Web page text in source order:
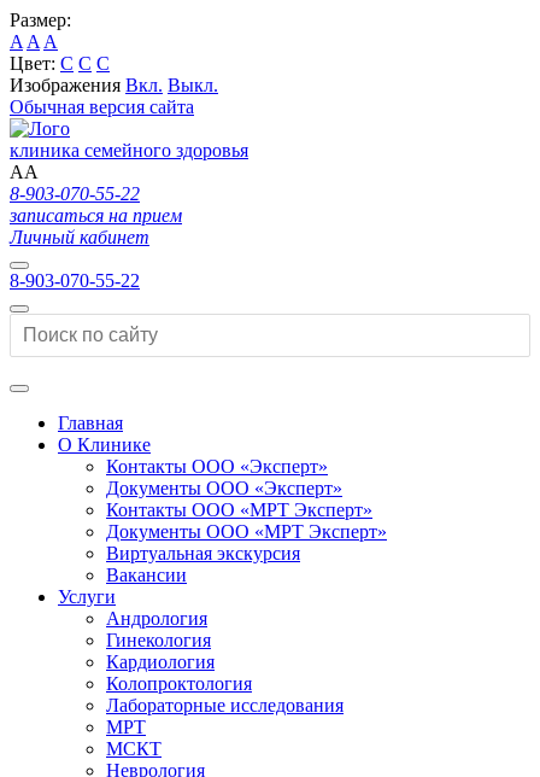
Размер:
A A A
Цвет: C C C
Изображения Вкл. Выкл.
Обычная версия сайта
клиника семейного здоровья
AA
8-903-070-55-22
записаться на прием
Личный кабинет
8-903-070-55-22
Главная
О Клинике
Контакты ООО «Эксперт»
Документы ООО «Эксперт»
Контакты ООО «МРТ Эксперт»
Документы ООО «МРТ Эксперт»
Виртуальная экскурсия
Вакансии
Услуги
Андрология
Гинекология
Кардиология
Колопроктология
Лабораторные исследования
МРТ
МСКТ
Неврология